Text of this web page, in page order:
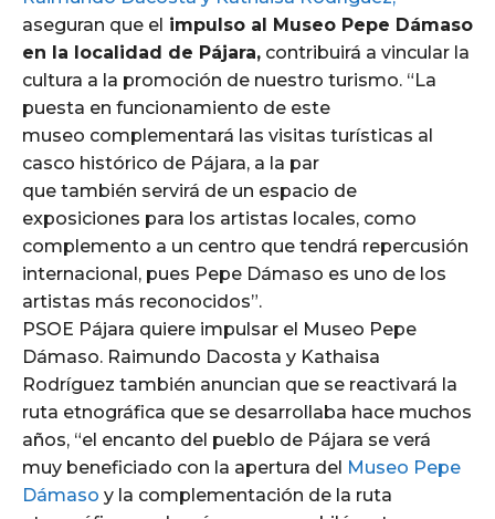
aseguran que el impulso al Museo Pepe Dámaso
en la localidad de Pájara, contribuirá a vincular la
cultura a la promoción de nuestro turismo. “La
puesta en funcionamiento de este
museo complementará las visitas turísticas al
casco histórico de Pájara, a la par
que también servirá de un espacio de
exposiciones para los artistas locales, como
complemento a un centro que tendrá repercusión
internacional, pues Pepe Dámaso es uno de los
artistas más reconocidos”.
PSOE Pájara quiere impulsar el Museo Pepe
Dámaso. Raimundo Dacosta y Kathaisa
Rodríguez también anuncian que se reactivará la
ruta etnográfica que se desarrollaba hace muchos
años, “el encanto del pueblo de Pájara se verá
muy beneficiado con la apertura del Museo Pepe
Dámaso y la complementación de la ruta